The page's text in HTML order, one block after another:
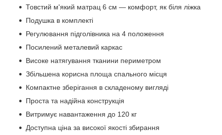
Товстий м'який матрац 6 см — комфорт, як біля ліжка
Подушка в комплекті
Регулювання підголівника на 4 положення
Посилений металевий каркас
Високе натягування тканини периметром
Збільшена корисна площа спального місця
Компактне зберігання в складеному вигляді
Проста та надійна конструкція
Витримує навантаження до 120 кг
Доступна ціна за високої якості збирання